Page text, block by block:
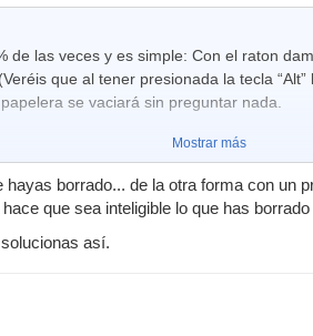
de las veces y es simple: Con el raton
que al tener presionada la tecla
se vaciará sin preguntar nada.
Mostrar más
borrado... de la otra forma con un
que sea inteligible lo que has
así.